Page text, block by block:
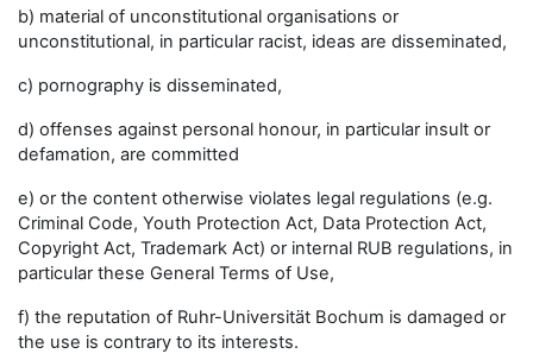
b) material of unconstitutional organisations or
unconstitutional, in particular racist, ideas are disseminated,
c) pornography is disseminated,
d) offenses against personal honour, in particular insult or
defamation, are committed
e) or the content otherwise violates legal regulations (e.g.
Criminal Code, Youth Protection Act, Data Protection Act,
Copyright Act, Trademark Act) or internal RUB regulations, in
particular these General Terms of Use,
f) the reputation of Ruhr-Universität Bochum is damaged or
the use is contrary to its interests.